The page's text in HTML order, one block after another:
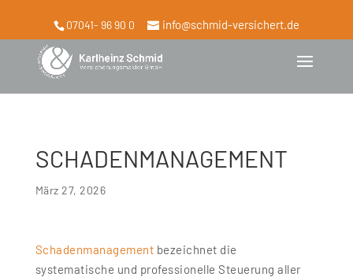
07041- 96 90 0 info@schmid-versichert.de
SCHADENMANAGEMENT
März 27, 2026
Schadenmanagement bezeichnet die
systematische und professionelle Steuerung aller